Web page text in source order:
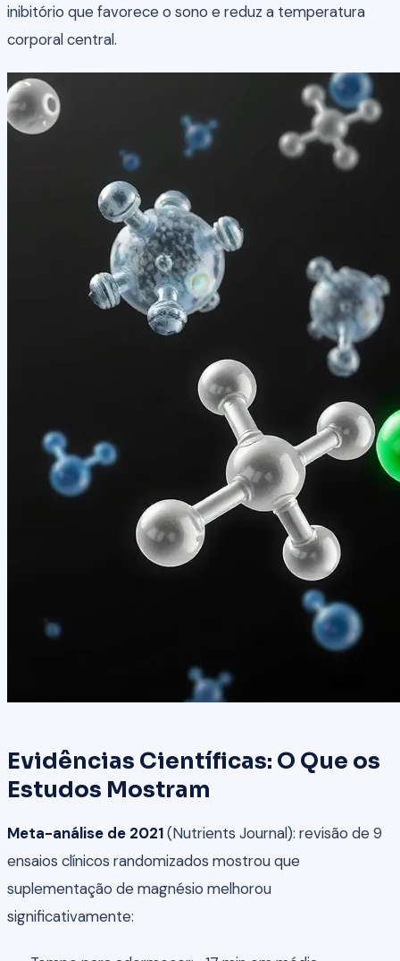
inibitório que favorece o sono e reduz a temperatura
corporal central.
Evidências Científicas: O Que os
Estudos Mostram
Meta-análise de 2021(Nutrients Journal): revisão de 9
ensaios clínicos randomizados mostrou que
suplementação de magnésio melhorou
significativamente: